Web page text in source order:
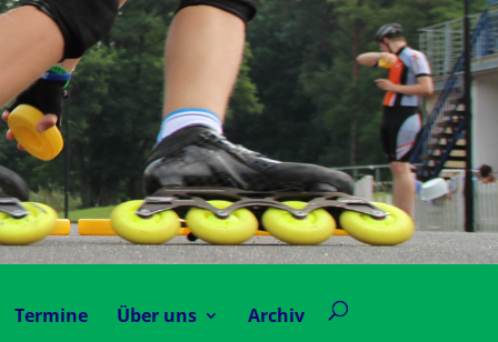
Termine Über uns Archiv